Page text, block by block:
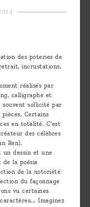
des poteries de
incrustations.
réalisés par
calligraphe et
souvent sollicité par
Certains
en totalité. C'est
des célèbres
Ren).
dessin et une
la poésie
de la notoriété
du façonnage
vu certaines
Imaginez